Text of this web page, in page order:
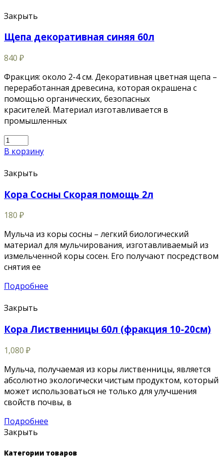
Закрыть
Щепа декоративная синяя 60л
840 ₽
Фракция: около 2-4 см. Декоративная цветная щепа –
переработанная древесина, которая окрашена с
помощью органических, безопасных
красителей. Материал изготавливается в
промышленных
В корзину
Закрыть
Кора Сосны Скорая помощь 2л
180 ₽
Мульча из коры сосны – легкий биологический
материал для мульчирования, изготавливаемый из
измельченной коры сосен. Его получают посредством
снятия ее
Подробнее
Закрыть
Кора Лиственницы 60л (фракция 10-20см)
1,080 ₽
Мульча, получаемая из коры лиственницы, является
абсолютно экологически чистым продуктом, который
может использоваться не только для улучшения
свойств почвы, в
Подробнее
Закрыть
Категории товаров